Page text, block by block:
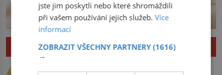
ZAJÍMAVOSTI
jste jim poskytli nebo které shromáždili
při vašem používání jejich služeb.Více
informací
ZOBRAZIT VŠECHNY PARTNERY(1616)
→